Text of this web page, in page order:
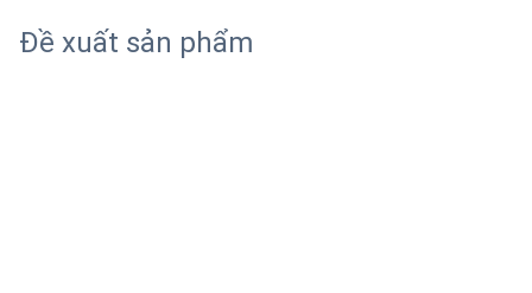
Đề xuất sản phẩm